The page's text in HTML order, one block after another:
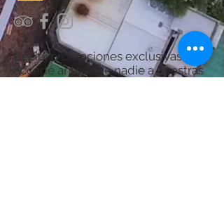
Recibí promociones exclusivas y
accedé antes que nadie a nuestras